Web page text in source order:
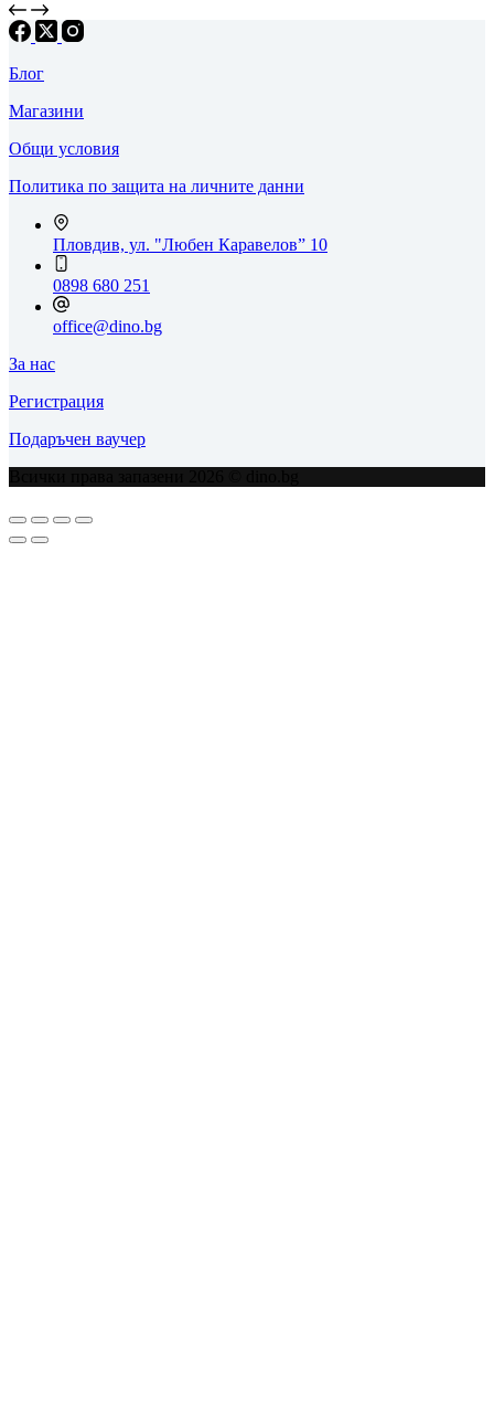
Блог
Магазини
Общи условия
Политика по защита на личните данни
Пловдив, ул. "Любен Каравелов” 10
0898 680 251
office@dino.bg
За нас
Регистрация
Подаръчен ваучер